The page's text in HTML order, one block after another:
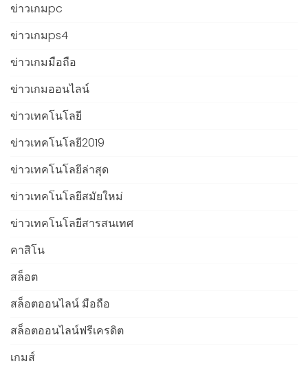
ข่าวเกมpc
ข่าวเกมps4
ข่าวเกมมือถือ
ข่าวเกมออนไลน์
ข่าวเทคโนโลยี
ข่าวเทคโนโลยี2019
ข่าวเทคโนโลยีล่าสุด
ข่าวเทคโนโลยีสมัยใหม่
ข่าวเทคโนโลยีสารสนเทศ
คาสิโน
สล็อต
สล็อตออนไลน์ มือถือ
สล็อตออนไลน์ฟรีเครดิต
เกมส์